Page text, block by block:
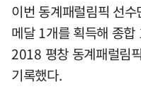
이번 동계패럴림픽 선
메달 1개를 획득해 종
2018 평창 동계패럴림
기록했다.